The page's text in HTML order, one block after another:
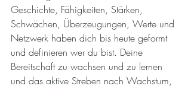
Geschichte, Fähigkeiten, Stärken,
Schwächen, Überzeugungen, Werte und
Netzwerk haben dich bis heute geformt
und definieren wer du bist. Deine
Bereitschaft zu wachsen und zu lernen
und das aktive Streben nach Wachstum,